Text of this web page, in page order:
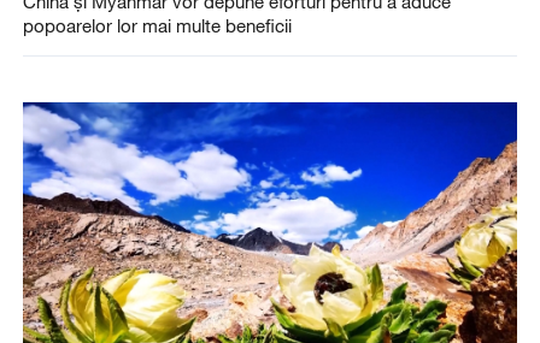
popoarelor lor mai multe beneficii